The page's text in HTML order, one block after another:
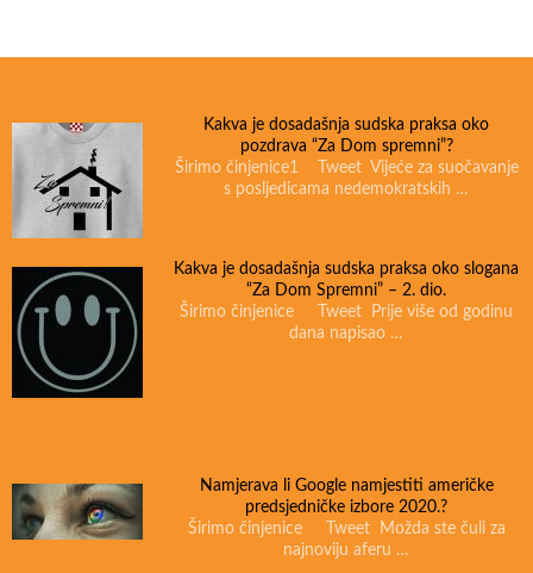
Kakva je dosadašnja sudska praksa oko
pozdrava “Za Dom spremni”?
Širimo činjenice1 Tweet Vijeće za suočavanje
s posljedicama nedemokratskih …
Kakva je dosadašnja sudska praksa oko slogana
“Za Dom Spremni” – 2. dio.
Širimo činjenice Tweet Prije više od godinu
dana napisao …
Namjerava li Google namjestiti američke
predsjedničke izbore 2020.?
Širimo činjenice Tweet Možda ste čuli za
najnoviju aferu …